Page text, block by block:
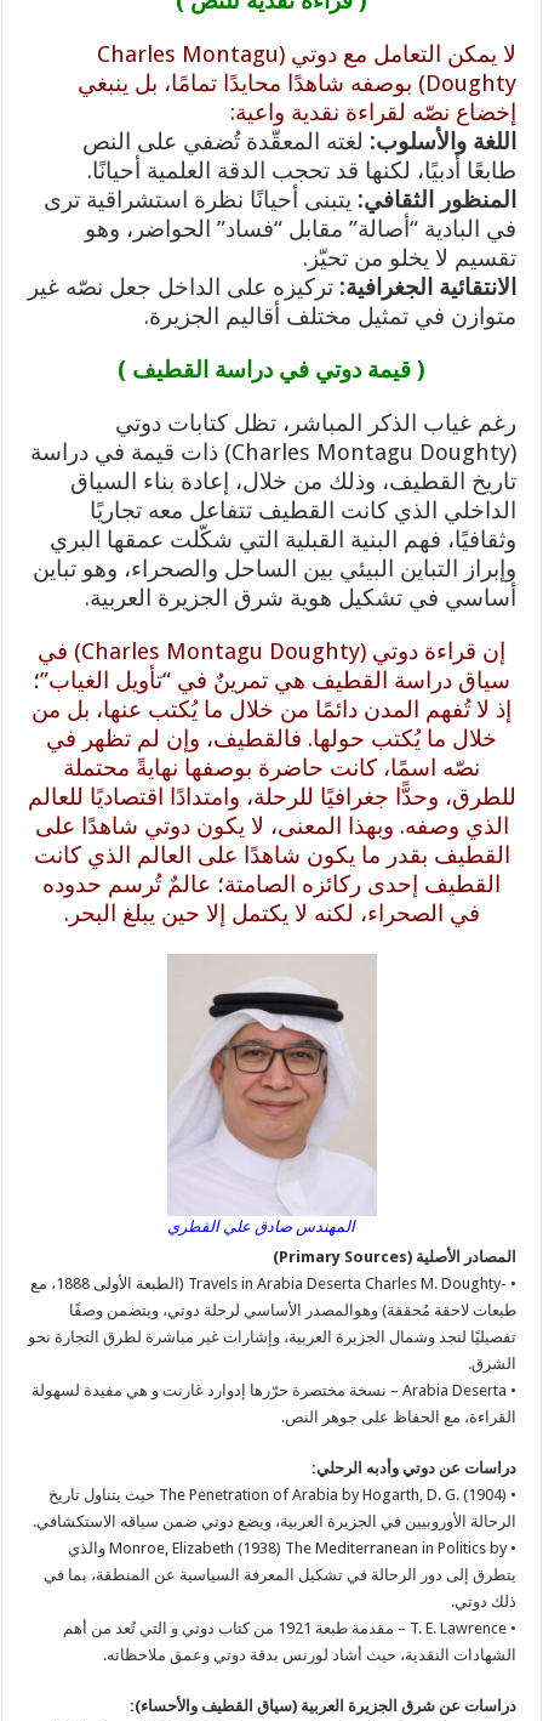
لا يمكن التعامل مع دوتي (Charles Montagu
Doughty) بوصفه شاهدًا محايدًا تمامًا، بل ينبغي
إخضاع نصّه لقراءة نقدية واعية:
اللغة والأسلوب: لغته المعقّدة تُضفي على النص
طابعًا أدبيًا، لكنها قد تحجب الدقة العلمية أحيانًا.
المنظور الثقافي: يتبنى أحيانًا نظرة استشراقية ترى
في البادية “أصالة” مقابل “فساد” الحواضر، وهو
تقسيم لا يخلو من تحيّز.
الانتقائية الجغرافية: تركيزه على الداخل جعل نصّه غير
متوازن في تمثيل مختلف أقاليم الجزيرة.
( قيمة دوتي في دراسة القطيف )
رغم غياب الذكر المباشر، تظل كتابات دوتي
(Charles Montagu Doughty) ذات قيمة في دراسة
تاريخ القطيف، وذلك من خلال، إعادة بناء السياق
الداخلي الذي كانت القطيف تتفاعل معه تجاريًا
وثقافيًا، فهم البنية القبلية التي شكّلت عمقها البري
وإبراز التباين البيئي بين الساحل والصحراء، وهو تباين
أساسي في تشكيل هوية شرق الجزيرة العربية.
إن قراءة دوتي (Charles Montagu Doughty) في
سياق دراسة القطيف هي تمرينٌ في “تأويل الغياب”؛
إذ لا تُفهم المدن دائمًا من خلال ما يُكتب عنها، بل من
خلال ما يُكتب حولها. فالقطيف، وإن لم تظهر في
نصّه اسمًا، كانت حاضرة بوصفها نهايةً محتملة
للطرق، وحدًّا جغرافيًا للرحلة، وامتدادًا اقتصاديًا للعالم
الذي وصفه. وبهذا المعنى، لا يكون دوتي شاهدًا على
القطيف بقدر ما يكون شاهدًا على العالم الذي كانت
القطيف إحدى ركائزه الصامتة؛ عالمٌ تُرسم حدوده
في الصحراء، لكنه لا يكتمل إلا حين يبلغ البحر.
المهندس صادق علي القطري
المصادر الأصلية (Primary Sources)
• -Travels in Arabia Deserta Charles M. Doughty (الطبعة الأولى 1888، مع
طبعات لاحقة مُحققة) وهوالمصدر الأساسي لرحلة دوتي، ويتضمن وصفًا
تفصيليًا لنجد وشمال الجزيرة العربية، وإشارات غير مباشرة لطرق التجارة نحو
الشرق.
• Arabia Deserta – نسخة مختصرة حرّرها إدوارد غارنت و هي مفيدة لسهولة
القراءة، مع الحفاظ على جوهر النص.
دراسات عن دوتي وأدبه الرحلي:
• The Penetration of Arabia by Hogarth, D. G. (1904) حيث يتناول تاريخ
الرحالة الأوروبيين في الجزيرة العربية، ويضع دوتي ضمن سياقه الاستكشافي.
• Monroe, Elizabeth (1938) The Mediterranean in Politics by والذي
يتطرق إلى دور الرحالة في تشكيل المعرفة السياسية عن المنطقة، بما في
ذلك دوتي.
• T. E. Lawrence – مقدمة طبعة 1921 من كتاب دوتي و التي تُعد من أهم
الشهادات النقدية، حيث أشاد لورنس بدقة دوتي وعمق ملاحظاته.
دراسات عن شرق الجزيرة العربية (سياق القطيف والأحساء):